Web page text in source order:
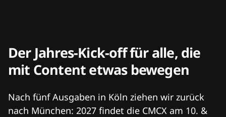
Der Jahres-Kick-off für alle, die
mit Content etwas bewegen
Nach fünf Ausgaben in Köln ziehen wir zurück
nach München: 2027 findet die CMCX am 10. &